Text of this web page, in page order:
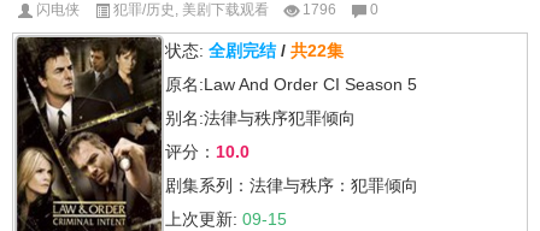
闪电侠 犯罪/历史 , 美剧下载观看 1796 0
状态: 全剧完结/ 共22集
原名:Law And Order CI Season 5
别名:法律与秩序犯罪倾向
评分： 10.0
剧集系列：法律与秩序：犯罪倾向
上次更新: 09-15